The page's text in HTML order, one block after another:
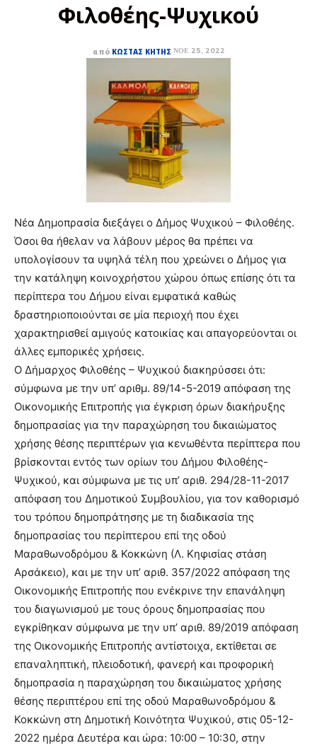
Φιλοθέης-Ψυχικού
από ΚΏΣΤΑΣ ΚΗΤΉΣ ΝΟΈ 25, 2022
Νέα Δημοπρασία διεξάγει ο Δήμος Ψυχικού – Φιλοθέης.
Όσοι θα ήθελαν να λάβουν μέρος θα πρέπει να
υπολογίσουν τα υψηλά τέλη που χρεώνει ο Δήμος για
την κατάληψη κοινοχρήστου χώρου όπως επίσης ότι τα
περίπτερα του Δήμου είναι εμφατικά καθώς
δραστηριοποιούνται σε μία περιοχή που έχει
χαρακτηρισθεί αμιγούς κατοικίας και απαγορεύονται οι
άλλες εμπορικές χρήσεις.
Ο Δήμαρχος Φιλοθέης – Ψυχικού διακηρύσσει ότι:
σύμφωνα με την υπ’ αριθμ. 89/14-5-2019 απόφαση της
Οικονομικής Επιτροπής για έγκριση όρων διακήρυξης
δημοπρασίας για την παραχώρηση του δικαιώματος
χρήσης θέσης περιπτέρων για κενωθέντα περίπτερα που
βρίσκονται εντός των ορίων του Δήμου Φιλοθέης-
Ψυχικού, και σύμφωνα με τις υπ’ αριθ. 294/28-11-2017
απόφαση του Δημοτικού Συμβουλίου, για τον καθορισμό
του τρόπου δημοπράτησης με τη διαδικασία της
δημοπρασίας του περίπτερου επί της οδού
Μαραθωνοδρόμου & Κοκκώνη (Λ. Κηφισίας στάση
Αρσάκειο), και με την υπ’ αριθ. 357/2022 απόφαση της
Οικονομικής Επιτροπής που ενέκρινε την επανάληψη
του διαγωνισμού με τους όρους δημοπρασίας που
εγκρίθηκαν σύμφωνα με την υπ’ αριθ. 89/2019 απόφαση
της Οικονομικής Επιτροπής αντίστοιχα, εκτίθεται σε
επαναληπτική, πλειοδοτική, φανερή και προφορική
δημοπρασία η παραχώρηση του δικαιώματος χρήσης
θέσης περιπτέρου επί της οδού Μαραθωνοδρόμου &
Κοκκώνη στη Δημοτική Κοινότητα Ψυχικού, στις 05-12-
2022 ημέρα Δευτέρα και ώρα: 10:00 – 10:30, στην